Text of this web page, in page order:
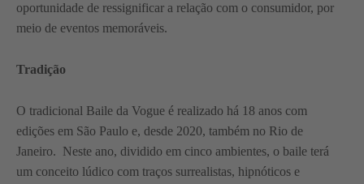
oportunidade de ressignificar a relação com o consumidor, por
meio de eventos memoráveis.
Tradição
O tradicional Baile da Vogue é realizado há 18 anos com
edições em São Paulo e, desde 2020, também no Rio de
Janeiro. Neste ano, dividido em cinco ambientes, o baile terá
um conceito lúdico com traços surrealistas, hipnóticos e